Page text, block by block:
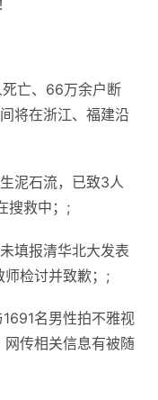
死亡、66万余户断
将在浙江、福建沿
泥石流，已致3人
搜救中；;
填报清华北大发表
师检讨并致歉；;
名男性拍不雅视
传相关信息有被随